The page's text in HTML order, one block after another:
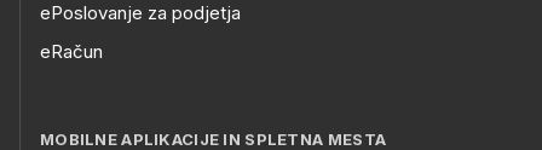
ePoslovanje za podjetja
eRačun
MOBILNE APLIKACIJE IN SPLETNA MESTA